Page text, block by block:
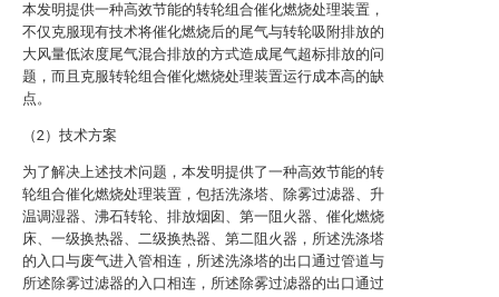
本发明提供一种高效节能的转轮组合催化燃烧处理装置，
不仅克服现有技术将催化燃烧后的尾气与转轮吸附排放的
大风量低浓度尾气混合排放的方式造成尾气超标排放的问
题，而且克服转轮组合催化燃烧处理装置运行成本高的缺
点。
（2）技术方案
为了解决上述技术问题，本发明提供了一种高效节能的转
轮组合催化燃烧处理装置，包括洗涤塔、除雾过滤器、升
温调湿器、沸石转轮、排放烟囱、第一阻火器、催化燃烧
床、一级换热器、二级换热器、第二阻火器，所述洗涤塔
的入口与废气进入管相连，所述洗涤塔的出口通过管道与
所述除雾过滤器的入口相连，所述除雾过滤器的出口通过